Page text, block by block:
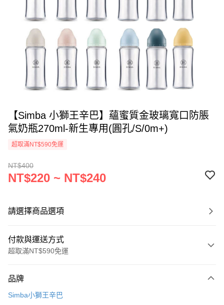
【Simba 小獅王辛巴】蘊蜜質金玻璃寬口防脹
氣奶瓶270ml-新生專用(圓孔/S/0m+)
超取滿NT$590免運
NT$400
NT$220 ~ NT$240
請選擇商品選項
付款與運送方式
超取滿NT$590免運
信用卡一次付款
品牌
Simba小獅王辛巴